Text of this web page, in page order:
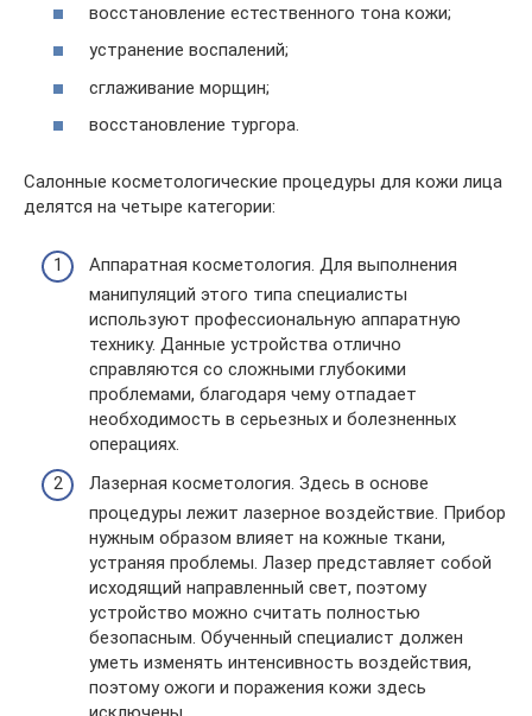
восстановление естественного тона кожи;
устранение воспалений;
сглаживание морщин;
восстановление тургора.
Салонные косметологические процедуры для кожи лица
делятся на четыре категории:
Аппаратная косметология. Для выполнения
манипуляций этого типа специалисты
используют профессиональную аппаратную
технику. Данные устройства отлично
справляются со сложными глубокими
проблемами, благодаря чему отпадает
необходимость в серьезных и болезненных
операциях.
Лазерная косметология. Здесь в основе
процедуры лежит лазерное воздействие. Прибор
нужным образом влияет на кожные ткани,
устраняя проблемы. Лазер представляет собой
исходящий направленный свет, поэтому
устройство можно считать полностью
безопасным. Обученный специалист должен
уметь изменять интенсивность воздействия,
поэтому ожоги и поражения кожи здесь